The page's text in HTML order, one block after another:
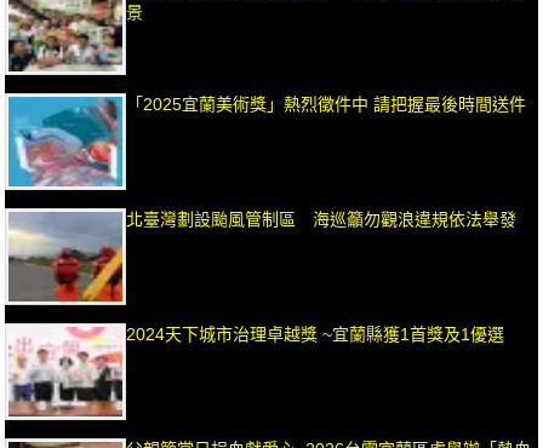
景
「2025宜蘭美術獎」熱烈徵件中 請把握最後時間送件
北臺灣劃設颱風管制區 海巡籲勿觀浪違規依法舉發
2024天下城市治理卓越獎 ~宜蘭縣獲1首獎及1優選